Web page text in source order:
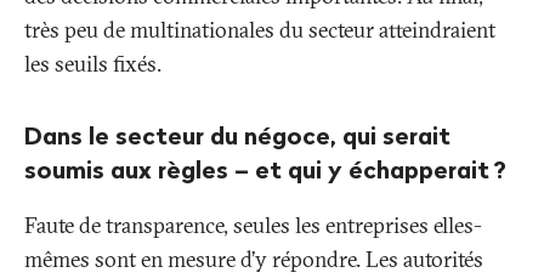
très peu de multinationales du secteur atteindraient
les seuils fixés.
Dans le secteur du négoce, qui serait
soumis aux règles – et qui y échapperait?
Faute de transparence, seules les entreprises elles-
mêmes sont en mesure d’y répondre. Les autorités